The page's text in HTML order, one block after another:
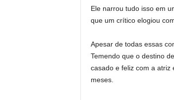
Ele narrou tudo isso em
que um crítico elogiou
Apesar de todas essas
Temendo que o destino
casado e feliz com a atriz
meses.